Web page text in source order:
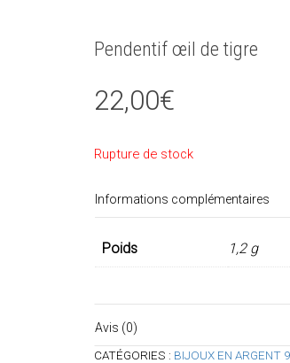
Pendentif œil de tigre
22,00€
Rupture de stock
Informations complémentaires
Poids 1,2 g
Avis (0)
CATÉGORIES : BIJOUX EN ARGENT